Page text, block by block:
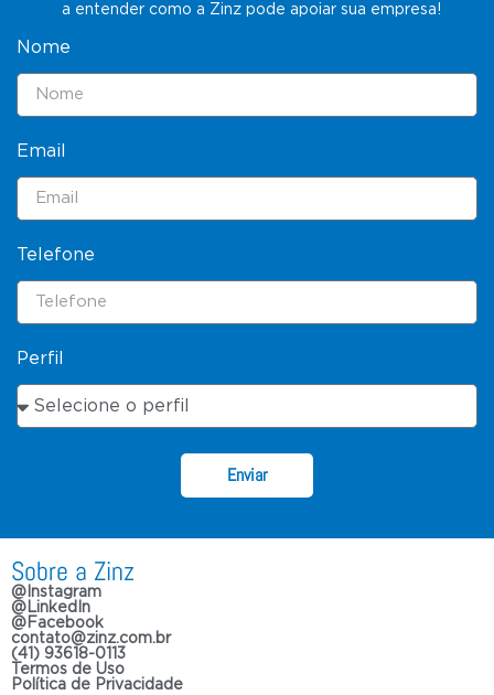
a entender como a Zinz pode apoiar sua empresa!
Nome
Email
Telefone
Perfil
Enviar
Sobre a Zinz
@Instagram
@LinkedIn
@Facebook
contato@zinz.com.br
(41) 93618-0113
Termos de Uso
Política de Privacidade